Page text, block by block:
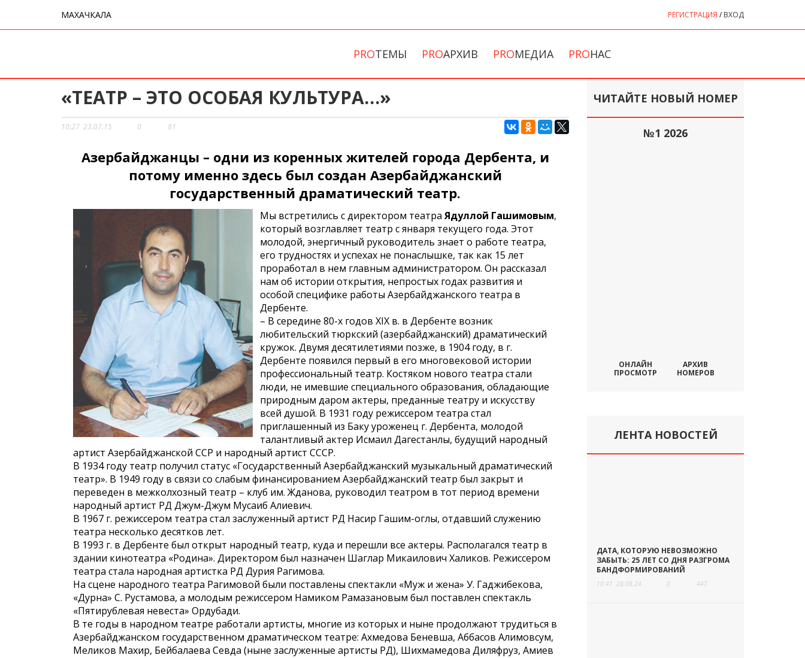
МАХАЧКАЛА РЕГИСТРАЦИЯ /ВХОД
PROТЕМЫ PROАРХИВ PROМЕДИА PROНАС
«ТЕАТР – ЭТО ОСОБАЯ КУЛЬТУРА…»
10:27 23.07.15 0 81
Азербайджанцы – одни из коренных жителей города Дербента, и
потому именно здесь был создан Азербайджанский
государственный драматический театр.
Мы встретились с директором театра Ядуллой Гашимовым,
который возглавляет театр с января текущего года. Этот
молодой, энергичный руководитель знает о работе театра,
его трудностях и успехах не понаслышке, так как 15 лет
проработал в нем главным администратором. Он рассказал
нам об истории открытия, непростых годах развития и
особой специфике работы Азербайджанского театра в
Дербенте.
– В середине 80-­х годов XIX в. в Дербенте возник
любительский тюркский (азербайджанский) драматический
кружок. Двумя десятилетиями позже, в 1904 году, в г.
Дербенте появился первый в его многовековой истории
профессиональный театр. Костяком нового театра стали
люди, не имевшие специального образования, обладающие
природным даром актеры, преданные театру и искусству
всей душой. В 1931 году режиссером театра стал
приглашенный из Баку уроженец г. Дербента, молодой
талантливый актер Исмаил Дагестанлы, будущий народный
артист Азербайджанской ССР и народный артист СССР.
В 1934 году театр получил статус «Государственный Азербайджанский музыкальный драматический
театр». В 1949 году в связи со слабым финансированием Азербайджанский театр был закрыт и
переведен в межколхозный театр – клуб им. Жданова, руководил театром в тот период времени
народный артист РД Джум­-Джум Мусаиб Алиевич.
В 1967 г. режиссером театра стал заслуженный артист РД Насир Гашим-­оглы, отдавший служению
театра несколько десятков лет.
В 1993 г. в Дербенте был открыт народный театр, куда и перешли все актеры. Располагался театр в
здании кинотеатра «Родина». Директором был назначен Шаглар Микаилович Халиков. Режиссером
театра стала народная артистка РД Дурия Рагимова.
На сцене народного театра Рагимовой были поставлены спектакли «Муж и жена» У. Гаджибекова,
«Дурна» С. Рустамова, а молодым режиссером Намиком Рамазановым был поставлен спектакль
«Пятирублевая невеста» Ордубади.
В те годы в народном театре работали артисты, многие из которых и ныне продолжают трудиться в
Азербайджанском государственном драматическом театре: Ахмедова Беневша, Аббасов Алимовсум,
Меликов Махир, Бейбалаева Севда (ныне заслуженные артисты РД), Шихмамедова Диляфруз, Амиев
ЧИТАЙТЕ НОВЫЙ НОМЕР
№1 2026
ОНЛАЙН
ПРОСМОТР
АРХИВ
НОМЕРОВ
ЛЕНТА НОВОСТЕЙ
ДАТА, КОТОРУЮ НЕВОЗМОЖНО
ЗАБЫТЬ: 25 ЛЕТ СО ДНЯ РАЗГРОМА
БАНДФОРМИРОВАНИЙ
10:41 28.08.24 0 447